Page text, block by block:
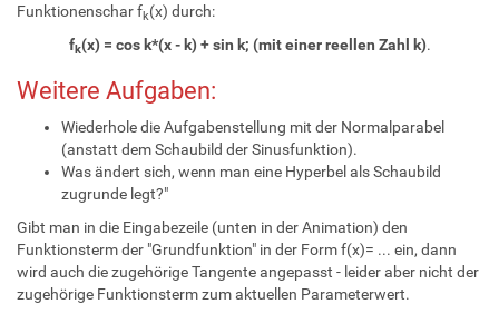
Funktionenschar fk(x) durch:
fk(x) = cos k*(x - k) + sin k; (mit einer reellen Zahl k).
Weitere Aufgaben:
Wiederhole die Aufgabenstellung mit der Normalparabel
(anstatt dem Schaubild der Sinusfunktion).
Was ändert sich, wenn man eine Hyperbel als Schaubild
zugrunde legt?"
Gibt man in die Eingabezeile (unten in der Animation) den
Funktionsterm der "Grundfunktion" in der Form f(x)= ... ein, dann
wird auch die zugehörige Tangente angepasst - leider aber nicht der
zugehörige Funktionsterm zum aktuellen Parameterwert.